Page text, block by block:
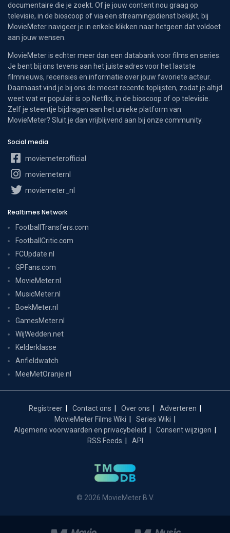
documentaire die je zoekt. Of je jouw content nou graag op
televisie, in de bioscoop of via een streamingsdienst bekijkt, bij
MovieMeter navigeer je in enkele klikken naar hetgeen dat voldoet
aan jouw wensen.
MovieMeter is echter meer dan een databank voor films en series.
Je bent bij ons tevens aan het juiste adres voor het laatste
filmnieuws, recensies en informatie over jouw favoriete acteur.
Daarnaast vind je bij ons de meest recente toplijsten, zodat je altijd
weet wat er populair is op Netflix, in de bioscoop of op televisie.
Zelf je steentje bijdragen aan het unieke platform van
MovieMeter? Sluit je dan vrijblijvend aan bij onze community.
Social media
moviemeterofficial
moviemeternl
moviemeter_nl
Realtimes Network
FootballTransfers.com
FootballCritic.com
FCUpdate.nl
GPFans.com
MovieMeter.nl
MusicMeter.nl
BoekMeter.nl
GamesMeter.nl
WijWedden.net
Kelderklasse
Anfieldwatch
MeeMetOranje.nl
Registreer Contact ons Over ons
Adverteren
MovieMeter Films Wiki
Series Wiki
Algemene voorwaarden en privacybeleid
Consent wijzigen
RSS Feeds
API
© 2026 MovieMeter B.V.